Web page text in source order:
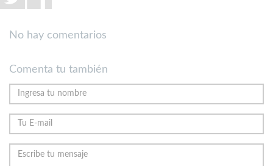
No hay comentarios
Comenta tu también